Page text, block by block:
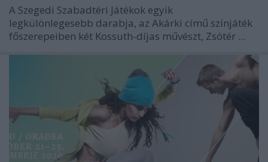
A Szegedi Szabadtéri Játékok egyik
legkülönlegesebb darabja, az Akárki című színjáték
főszerepeiben két Kossuth-díjas művészt, Zsótér ...